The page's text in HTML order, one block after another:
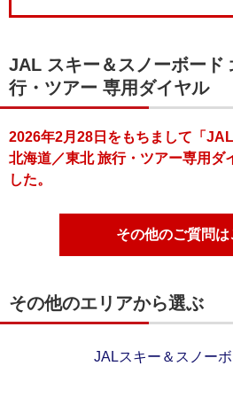
JAL スキー＆スノーボード
行・ツアー 専用ダイヤル
2026年2月28日をもちまして「
北海道／東北 旅行・ツアー専用ダ
した。
その他のご質問は
その他のエリアから選ぶ
JALスキー＆スノー